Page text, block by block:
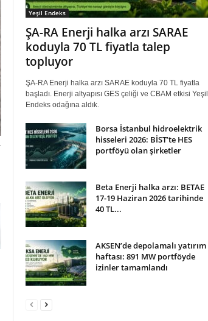
Yeşil Endeks
ŞA-RA Enerji halka arzı SARAE
koduyla 70 TL fiyatla talep
topluyor
ŞA-RA Enerji halka arzı SARAE koduyla 70 TL fiyatla
başladı. Enerji altyapısı GES çeliği ve CBAM etkisi Yeşil
Endeks odağına aldık.
Borsa İstanbul hidroelektrik
hisseleri 2026: BİST’te HES
portföyü olan şirketler
Beta Enerji halka arzı: BETAE
17-19 Haziran 2026 tarihinde
40 TL...
AKSEN’de depolamalı yatırım
haftası: 891 MW portföyde
izinler tamamlandı